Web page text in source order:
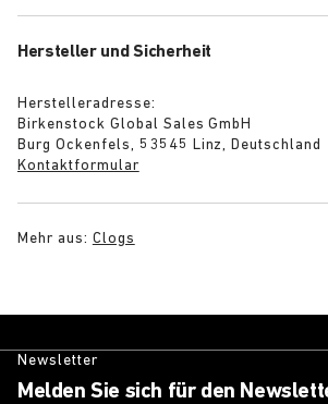
Hersteller und Sicherheit
Herstelleradresse:
Birkenstock Global Sales GmbH
Burg Ockenfels, 53545 Linz, Deutschland
Kontaktformular
Mehr aus: Clogs
Newsletter
Melden Sie sich für den